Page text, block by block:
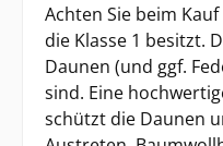
Achten Sie beim
die Klasse 1 besitzt.
Daunen (und ggf.
sind. Eine
schützt die Daunen